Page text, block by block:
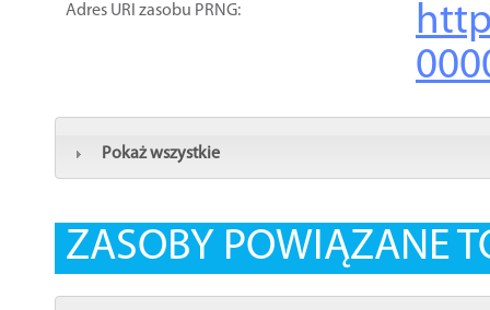
Adres URI zasobu PRNG:
Pokaż wszystkie
ZASOBY POWIĄZANE